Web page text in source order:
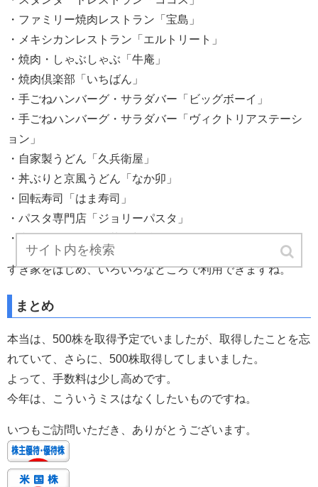
・ファミリー焼肉レストラン「宝島」
・メキシカンレストラン「エルトリート」
・焼肉・しゃぶしゃぶ「牛庵」
・焼肉倶楽部「いちばん」
・手ごねハンバーグ・サラダバー「ビッグボーイ」
・手ごねハンバーグ・サラダバー「ヴィクトリアステーシ
ョン」
・自家製うどん「久兵衛屋」
・丼ぶりと京風うどん「なか卯」
・回転寿司「はま寿司」
・パスタ専門店「ジョリーパスタ」
・和食レストラン「華屋与兵衛」
すき家をはじめ、いろいろなところで利用できますね。
まとめ
本当は、500株を取得予定でいましたが、取得したことを忘
れていて、さらに、500株取得してしまいました。
よって、手数料は少し高めです。
今年は、こういうミスはなくしたいものですね。
いつもご訪問いただき、ありがとうございます。